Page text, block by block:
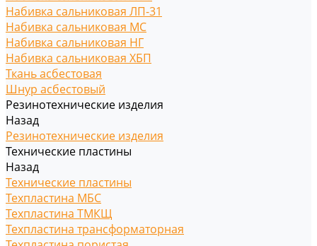
Набивка сальниковая ЛП-31
Набивка сальниковая МС
Набивка сальниковая НГ
Набивка сальниковая ХБП
Ткань асбестовая
Шнур асбестовый
Резинотехнические изделия
Назад
Резинотехнические изделия
Технические пластины
Назад
Технические пластины
Техпластина МБС
Техпластина ТМКЩ
Техпластина трансформаторная